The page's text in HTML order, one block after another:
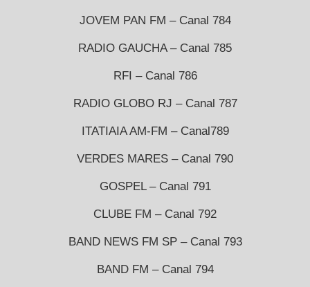
JOVEM PAN FM – Canal 784
RADIO GAUCHA – Canal 785
RFI – Canal 786
RADIO GLOBO RJ – Canal 787
ITATIAIA AM-FM – Canal789
VERDES MARES – Canal 790
GOSPEL – Canal 791
CLUBE FM – Canal 792
BAND NEWS FM SP – Canal 793
BAND FM – Canal 794